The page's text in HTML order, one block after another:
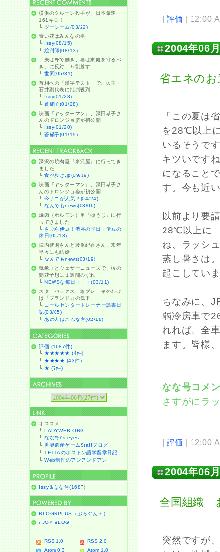
| 評価 | 12:00
2004年06
省エネの
「この夏は
を28℃以上
いるそうで
キツいです
になること
す。今も近
以前より要
28℃以上に
ね、ラッシ
蒸し暑さは
起こしてい
ちなみに、
弱冷房車で
れれば、全
ます。皆様
なな号コ
さすがにラ
| 評価 | 12:00
2004年06
全国組織「
突然ですが
横浜のクルーン投手が、日本最速
161キロ！
└ツーシーム(03/22)
青い花はみんなの夢
└ Issy(08/15)
└絵付師(08/13)
「夫は外で働き、妻は家庭を守るべ
き」に反対、５割越す
└世間(05/31)
首相への「漢字テスト」で、民主・
石井副代表に批判殺到
└ Issy(01/28)
└蒼硝子(01/28)
映画『ヤッターマン』、深田恭子さ
んのドロンジョ姿が初公開
└ Issy(01/20)
└蒼硝子(01/19)
深沢の焼肉屋『米沢屋』に行ってき
ました
└食べ歩き.jp(09/19)
映画『ヤッターマン』、深田恭子さ
んのドロンジョ姿が初公開
└今ナニが人気？(04/24)
└なんでもnews(03/06)
焼肉（ホルモン）屋『ゆうじ』に行
ってきました
└ さぷら伊豆！渋谷の平日・伊豆の
休日(05/13)
陣内智則さんと藤原紀香さん、来年
早々にも結婚
└なんでもnews(03/19)
気象庁とウェザーニューズで、桜の
開花予想に１週間のずれ
└NEWSな毎日・・・(03/11)
スターバックス、急ブレーキのわけ
は「ブランド力の低下」
└ コールセンタートレーナー読書日
記(03/05)
└ あの人はこんな方(02/19)
評価 (1687件)
└ ★★★★★ (4件)
└ ★★★★ (43件)
└ ★ (7件)
オススメ
└LADYWEB.ORG
└なな号\'s eyes
└世界遺産ゲームStaffブログ
└TETTAのボストン語学留学日記
└Web制作のアンアンドアン
Issy＆なな号(1687)
BLOGNPLUS（ぶろぐん＋）
nJOY BLOG
RSS 1.0
RSS 2.0
Atom 0.3
Atom 1.0